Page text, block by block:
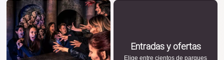
Entradas y ofertas
Elige entre cientos de parques